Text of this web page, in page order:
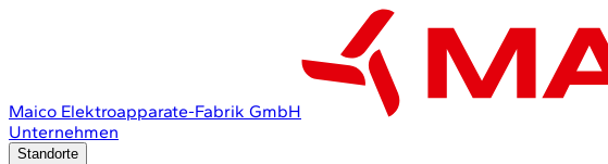
Maico Elektroapparate-Fabrik GmbH
Unternehmen
Standorte